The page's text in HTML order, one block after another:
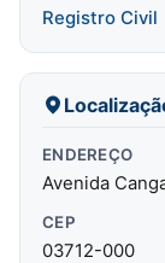
Registro Civil
ENDEREÇO
Avenida
CEP
03712-000